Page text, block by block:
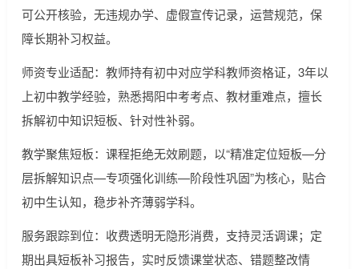
可公开核验，无违规办学、虚假宣传记录，运营规范，保
障长期补习权益。
师资专业适配：教师持有初中对应学科教师资格证，3年以
上初中教学经验，熟悉揭阳中考考点、教材重难点，擅长
拆解初中知识短板、针对性补弱。
教学聚焦短板：课程拒绝无效刷题，以“精准定位短板—分
层拆解知识点—专项强化训练—阶段性巩固”为核心，贴合
初中生认知，稳步补齐薄弱学科。
服务跟踪到位：收费透明无隐形消费，支持灵活调课；定
期出具短板补习报告，实时反馈课堂状态、错题整改情